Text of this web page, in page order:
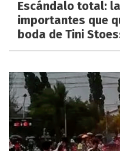
Escándalo total:
importantes que
boda de Tini